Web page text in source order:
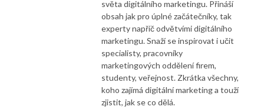
světa digitálního marketingu. Přináší
obsah jak pro úplné začátečníky, tak
experty napříč odvětvími digitálního
marketingu. Snaží se inspirovat i učit
specialisty, pracovníky
marketingových oddělení firem,
studenty, veřejnost. Zkrátka všechny,
koho zajímá digitální marketing a touží
zjistit, jak se co dělá.